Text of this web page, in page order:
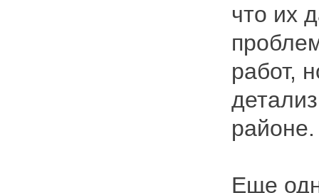
что их
работ,
районе.
Еще